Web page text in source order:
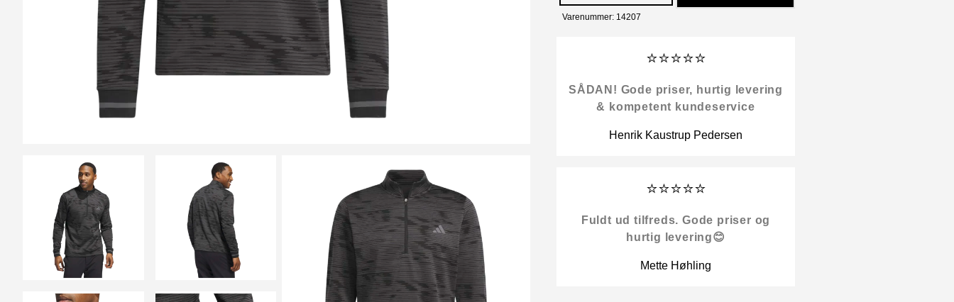
Varenummer: 14207
⭐⭐⭐⭐⭐
SÅDAN! Gode priser, hurtig levering
& kompetent kundeservice
Henrik Kaustrup Pedersen
⭐⭐⭐⭐⭐
Fuldt ud tilfreds. Gode priser og
hurtig levering😊
Mette Høhling